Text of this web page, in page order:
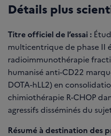
Détails plus
Titre officiel de l’essai :
multicentrique de phase II
radioimmunothérapie
humanisé anti-CD22
DOTA-hLL2) en
chimiothérapie R-CHOP
agressifs disséminés du
Résumé à destination des